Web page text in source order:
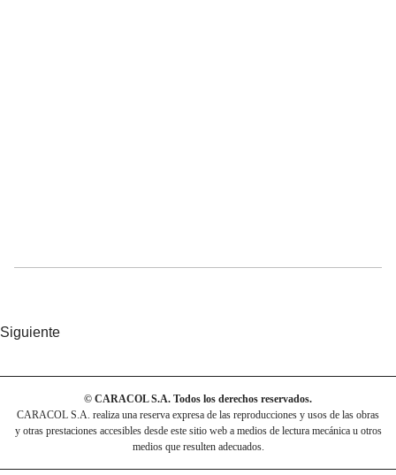
Siguiente
© CARACOL S.A. Todos los derechos reservados.
CARACOL S.A. realiza una reserva expresa de las reproducciones y usos de las obras
y otras prestaciones accesibles desde este sitio web a medios de lectura mecánica u otros
medios que resulten adecuados.